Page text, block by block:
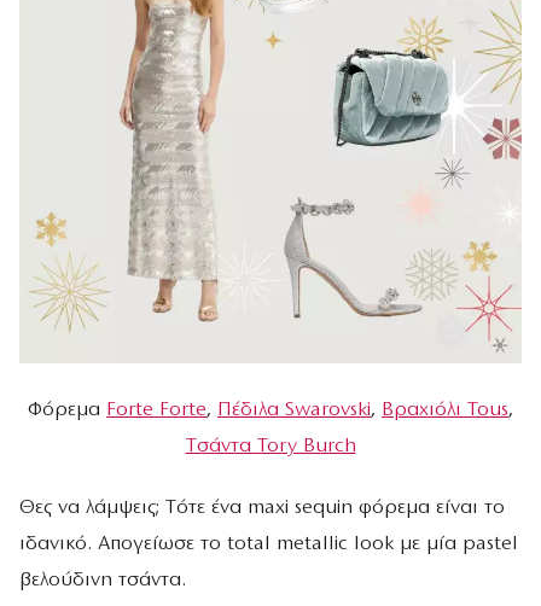
Φόρεμα Forte Forte, Πέδιλα Swarovski, Bραχιόλι Tous,
Tσάντα Tory Burch
Θες να λάμψεις; Tότε ένα maxi sequin φόρεμα είναι το
ιδανικό. Απογείωσε το total metallic look με μία pastel
βελούδινη τσάντα.